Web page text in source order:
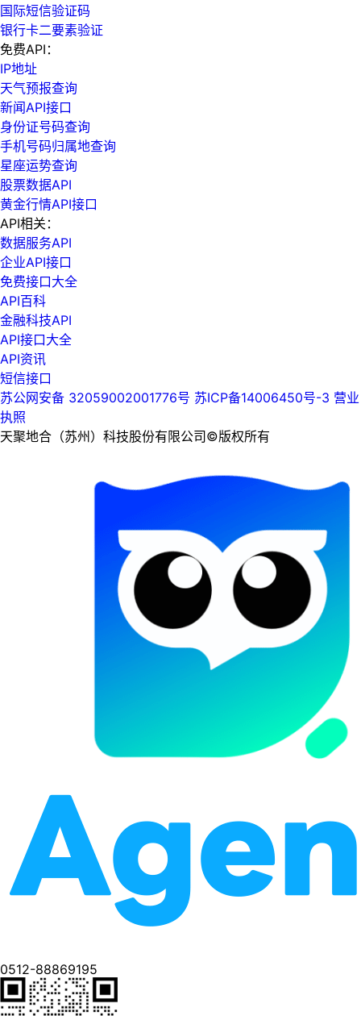
国际短信验证码
银行卡二要素验证
免费API：
IP地址
天气预报查询
新闻API接口
身份证号码查询
手机号码归属地查询
星座运势查询
股票数据API
黄金行情API接口
API相关：
数据服务API
企业API接口
免费接口大全
API百科
金融科技API
API接口大全
API资讯
短信接口
苏公网安备 32059002001776号 苏ICP备14006450号-3 营业
执照
天聚地合（苏州）科技股份有限公司©版权所有
0512-88869195